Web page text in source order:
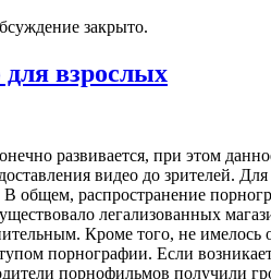
закрыто.
взрослых
развивается, при этом
видео до зрителей.
общем, распространение
легализованных
Кроме того, не
порнографии. Если
порнофильмов получили